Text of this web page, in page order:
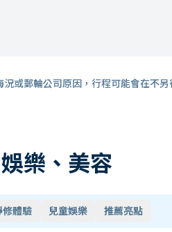
或郵輪公司原因，行程可能會在不另
樂、美容
修體驗 兒童娛樂 推薦亮點